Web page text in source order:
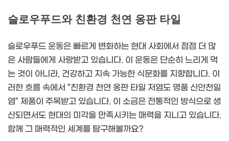
슬로우푸드와 친환경 천연 옹판 타일
슬로우푸드 운동은 빠르게 변화하는 현대 사회에서 점점 더 많
은 사람들에게 사랑받고 있습니다. 이 운동은 단순히 느리게 먹
는 것이 아니라, 건강하고 지속 가능한 식문화를 지향합니다. 이
러한 흐름 속에서 “친환경 천연 옹판 타일 저염도 명품 신안천일
염” 제품이 주목받고 있습니다. 이 소금은 전통적인 방식으로 생
산되면서도 현대의 미각을 만족시키는 매력을 지니고 있습니다.
함께 그 매력적인 세계를 탐구해볼까요?